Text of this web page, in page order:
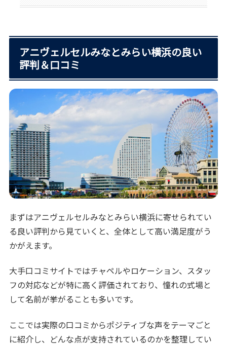
アニヴェルセルみなとみらい横浜の良い
評判＆口コミ
まずはアニヴェルセルみなとみらい横浜に寄せられてい
る良い評判から見ていくと、全体として高い満足度がう
かがえます。
大手口コミサイトではチャペルやロケーション、スタッ
フの対応などが特に高く評価されており、憧れの式場と
して名前が挙がることも多いです。
ここでは実際の口コミからポジティブな声をテーマごと
に紹介し、どんな点が支持されているのかを整理してい